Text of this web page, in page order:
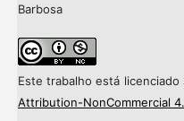
Barbosa
Este trabalho está licenciado
Attribution-NonCommercial